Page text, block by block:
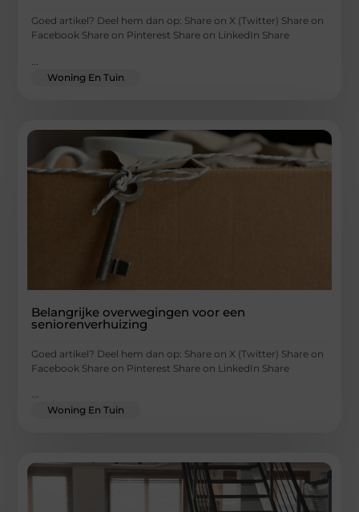
Goed artikel? Deel hem dan op: Share on X (Twitter) Share on
Facebook Share on Pinterest Share on LinkedIn Share
Woning En Tuin
Belangrijke overwegingen voor een
seniorenverhuizing
Goed artikel? Deel hem dan op: Share on X (Twitter) Share on
Facebook Share on Pinterest Share on LinkedIn Share
...
Woning En Tuin